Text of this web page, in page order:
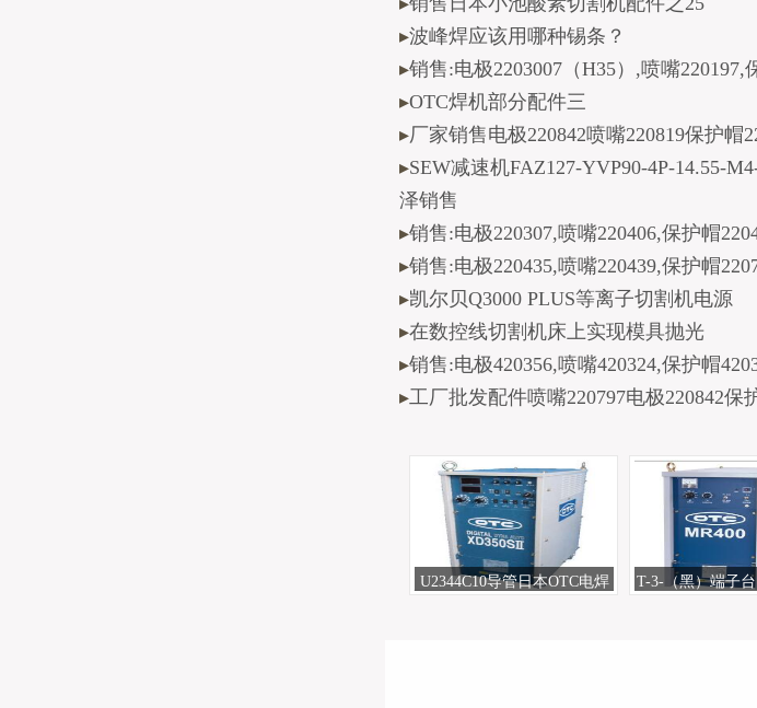
▸波峰焊应该用哪种锡条？
▸销售:电极2203007（H35）,喷嘴220197,
▸OTC焊机部分配件三
▸厂家销售电极220842喷嘴220819保护帽
▸SEW减速机FAZ127-YVP90-4P-14.55-
泽销售
▸销售:电极220307,喷嘴220406,保护帽
▸销售:电极220435,喷嘴220439,保护帽
▸凯尔贝Q3000 PLUS等离子切割机电源
▸在数控线切割机床上实现模具抛光
▸销售:电极420356,喷嘴420324,保护帽
▸工厂批发配件喷嘴220797电极220842保
U2344C10导管日本OTC电焊
T-3-（黑）端子